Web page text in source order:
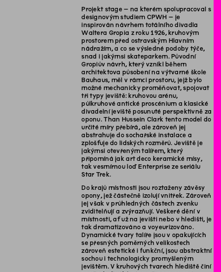
Projekt stage – na kterém spolupracoval s
designovým studiem CPWH – je
inspirován návrhem totálního divadla
Waltera Gropia z roku 1926, kruhovým
prostorem před ostravským Hlavním
nádražím, a co se výsledné podoby týče,
snad i jakýmsi skateparkem. Původní
Gropiův návrh, který vznikl během
architektova působení na výtvarné škole
Bauhaus, měl v rámci prostoru, jejž bylo
možné mechanicky proměňovat, spojovat
tři typy jeviště: kruhovou arénu,
půlkruhové antické proscénium a klasické
divadelní jeviště posunuté perspektivně za
oponu. Than Hussein Clark tento model do
určité míry přebírá, ale zároveň jej
abstrahuje do sochařské instalace a
zplošťuje do lidských rozměrů. Jeviště je
jakýmsi otevřeným talířem, který
připomíná jak art deco keramické mísy,
tak vesmírnou loď Enterprise ze seriálu
Star Trek.
Do krajů místnosti jsou roztaženy závěsy
opony, jež částečně izolují vnitřek. Zároveň
jej však v průhledných částech zvenku
zviditelňují a zvýrazňují. Veškeré dění v
místnosti, ať už na jevišti nebo v hledišti, je
tak dramatizováno a voyeurizováno.
Dynamické tvary talíře jsou v opakujících
se přesných poměrných velikostech
zároveň estetické i funkční, jsou abstraktní
sochou i technologicky promyšleným
jevištěm. V kruhových tvarech hlediště činí